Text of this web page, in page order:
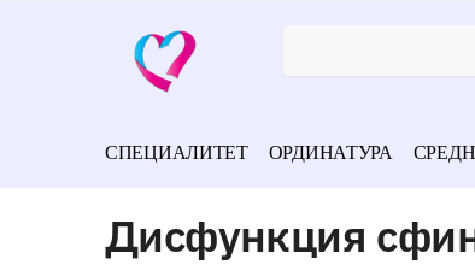
СПЕЦИАЛИТЕТ ОРДИНАТУРА
Дисфункция